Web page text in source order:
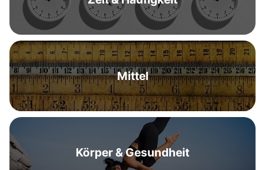
Mittel
Körper & Gesundheit